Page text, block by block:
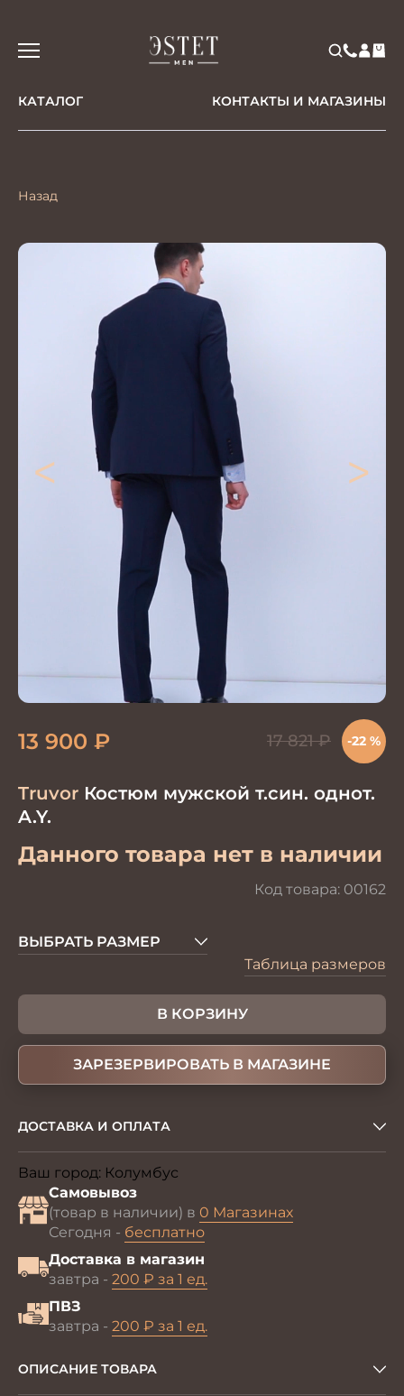
КАТАЛОГ КОНТАКТЫ И МАГАЗИНЫ
Назад
< >
Truvor Костюм мужской т.син. однот.
A.Y.
Данного товара нет в наличии
Код товара: 00162
13 900 ₽ 17 821₽ -22 %
ВЫБРАТЬ РАЗМЕР
Таблица размеров
В КОРЗИНУ
ЗАРЕЗЕРВИРОВАТЬ В МАГАЗИНЕ
ДОСТАВКА И ОПЛАТА
Ваш город: Колумбус
Самовывоз
(товар в наличии) в 0 Магазинах
Сегодня - бесплатно
Доставка в магазин
завтра - 200 ₽ за 1 ед.
ПВЗ
завтра - 200 ₽ за 1 ед.
ОПИСАНИЕ ТОВАРА